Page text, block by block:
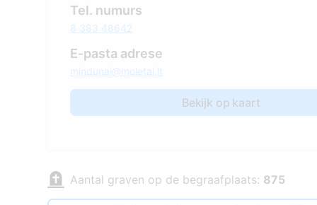
Tel. numurs
8 383 48642
E-pasta adrese
mindunai@moletai.lt
Bekijk op kaart
Aantal graven op de begraafplaats: 875